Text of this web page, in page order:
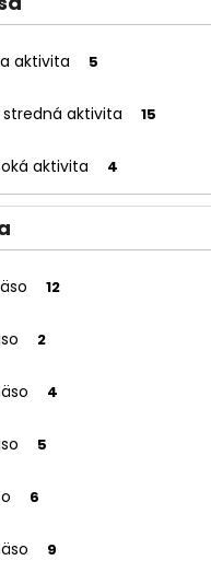
aktivita 5
aktivita 15
aktivita 4
12
2
4
5
6
9